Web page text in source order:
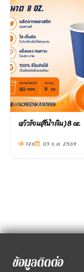
แก้วร้อน(สีน้ำเงิน) 8 oz.
126 03 ก.ค. 2569
ข้อมูลติดต่อ